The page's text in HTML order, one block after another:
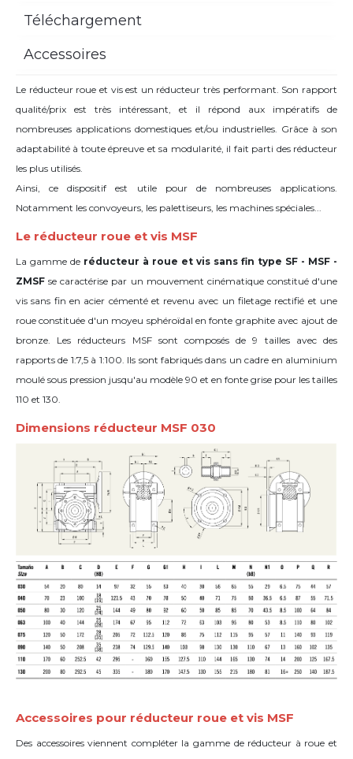
Téléchargement
Accessoires
Le réducteur roue et vis est un réducteur très performant. Son rapport
qualité/prix est très intéressant, et il répond aux impératifs de
nombreuses applications domestiques et/ou industrielles. Grâce à son
adaptabilité à toute épreuve et sa modularité, il fait parti des réducteur
les plus utilisés.
Ainsi, ce dispositif est utile pour de nombreuses applications.
Notamment les convoyeurs, les palettiseurs, les machines spéciales...
Le réducteur roue et vis MSF
La gamme de réducteur à roue et vis sans fin type SF - MSF -
ZMSFse caractérise par un mouvement cinématique constitué d'une
vis sans fin en acier cémenté et revenu avec un filetage rectifié et une
roue constituée d'un moyeu sphéroïdal en fonte graphite avec ajout de
bronze. Les réducteurs MSF sont composés de 9 tailles avec des
rapports de 1:7,5 à 1:100. Ils sont fabriqués dans un cadre en aluminium
moulé sous pression jusqu'au modèle 90 et en fonte grise pour les tailles
110 et 130.
Dimensions réducteur MSF 030
Accessoires pour réducteur roue et vis MSF
Des accessoires viennent compléter la gamme de réducteur à roue et